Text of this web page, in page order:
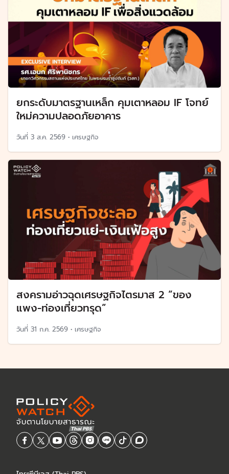
ยกระดับมาตรฐานเหล็ก คุมเตาหลอม IF โจทย์
ใหม่ความปลอดภัยอาคาร
วันที่ 3 ส.ค. 2569 • เศรษฐกิจ
สงครามอ่าวฉุดเศรษฐกิจไตรมาส 2 “ของ
แพง-ท่องเที่ยวทรุด”
วันที่ 31 ก.ค. 2569 • เศรษฐกิจ